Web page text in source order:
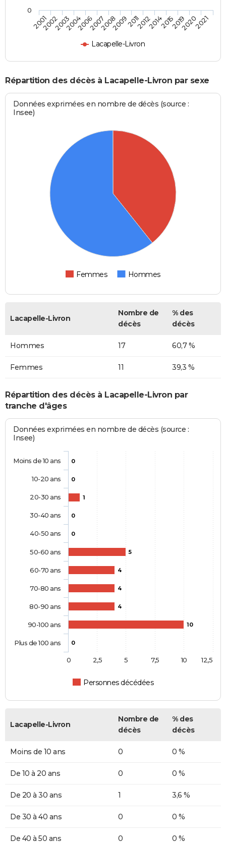
Lacapelle-Livron
200120022003200420062007200820092011201220142015201920202021
0
Répartition des décès à Lacapelle-Livron par sexe
Données exprimées en nombre de décès (source :
Insee)
Femmes Hommes
Lacapelle-Livron
Nombre de
décès
% des
décès
Hommes 17 60,7 %
Femmes 11 39,3 %
Répartition des décès à Lacapelle-Livron par
tranche d'âges
Données exprimées en nombre de décès (source :
Insee)
0
0
1
0
0
5
4
4
4
10
0
Personnes décédées
Moins de 10 ans
10-20 ans
20-30 ans
30-40 ans
40-50 ans
50-60 ans
60-70 ans
70-80 ans
80-90 ans
90-100 ans
Plus de 100 ans
0 10
2,5 5 7,5 12,5
Lacapelle-Livron
Nombre de
décès
% des
décès
Moins de 10 ans 0 0 %
De 10 à 20 ans 0 0 %
De 20 à 30 ans 1 3,6 %
De 30 à 40 ans 0 0 %
De 40 à 50 ans 0 0 %